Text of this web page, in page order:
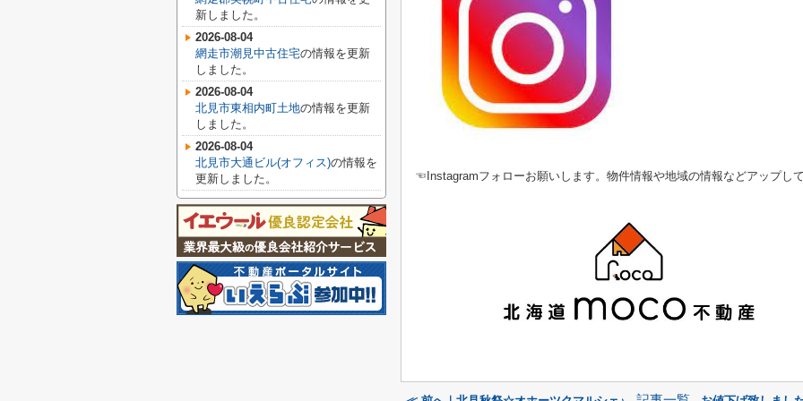
☜Instagramフォローお願いします。物件情報や地域の情報などアップし
新しました。
2026-08-04
網走市潮見中古住宅の情報を更新
しました。
2026-08-04
北見市東相内町土地の情報を更新
しました。
2026-08-04
北見市大通ビル(オフィス)の情報を
更新しました。